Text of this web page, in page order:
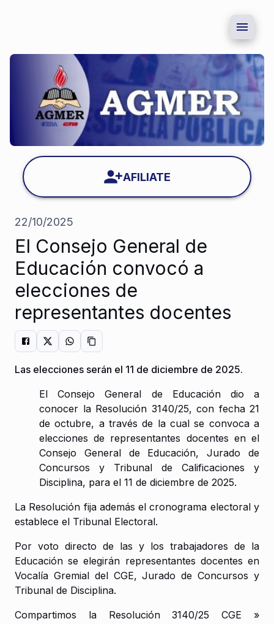
AFILIATE
22/10/2025
El Consejo General de
Educación convocó a
elecciones de
representantes docentes
Las elecciones serán el 11 de diciembre de 2025.
El Consejo General de Educación dio a
conocer la Resolución 3140/25, con fecha 21
de octubre, a través de la cual se convoca a
elecciones de representantes docentes en el
Consejo General de Educación, Jurado de
Concursos y Tribunal de Calificaciones y
Disciplina, para el 11 de diciembre de 2025.
La Resolución fija además el cronograma electoral y
establece el Tribunal Electoral.
Por voto directo de las y los trabajadores de la
Educación se elegirán representantes docentes en
Vocalía Gremial del CGE, Jurado de Concursos y
Tribunal de Disciplina.
Compartimos la Resolución 3140/25 CGE »